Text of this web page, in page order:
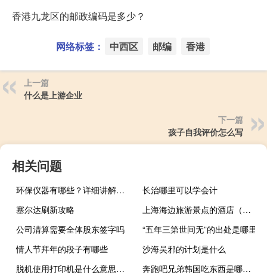
香港九龙区的邮政编码是多少？
网络标签： 中西区 邮编 香港
上一篇
什么是上游企业
下一篇
孩子自我评价怎么写
相关问题
环保仪器有哪些？详细讲解各类环保仪器的使用方法
长治哪里可以学会计
塞尔达刷新攻略
上海海边旅游景点的酒店（上海海边旅游景点）
公司清算需要全体股东签字吗
“五年三第世间无”的出处是哪里
情人节拜年的段子有哪些
沙海吴邪的计划是什么
脱机使用打印机是什么意思（脱机使用打印机）
奔跑吧兄弟韩国吃东西是哪一期